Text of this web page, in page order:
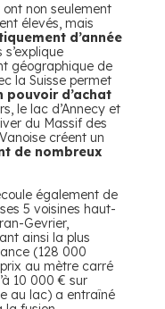
ont non seulement
élevés, mais
d’année
géographique de
la Suisse permet
pouvoir d’achat
le lac d’Annecy et
du Massif des
créent un
de nombreux
également de
5 voisines haut-
Gevrier,
ainsi la plus
(128 000
au mètre carré
10 000 € sur
au lac) a entraîné